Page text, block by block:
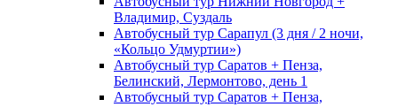
Владимир, Суздаль
Автобусный тур Сарапул (3 дня / 2 ночи,
«Кольцо Удмуртии»)
Автобусный тур Саратов + Пенза,
Белинский, Лермонтово, день 1
Автобусный тур Саратов + Пенза,